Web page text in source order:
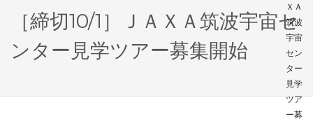
［締切10/1］ＪＡＸＡ筑波宇宙セ
ンター見学ツアー募集開始
ＸＡ
筑波
宇宙
セン
ター
見学
ツア
ー募